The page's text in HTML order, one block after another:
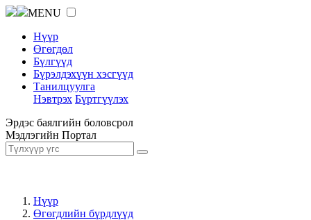
MENU
Нүүр
Өгөгдөл
Бүлгүүд
Бүрэлдэхүүн хэсгүүд
Танилцуулга
Нэвтрэх Бүртгүүлэх
Эрдэс баялгийн боловсрол
Мэдлэгийн Портал
Нүүр
Өгөгдлийн бүрдлүүд